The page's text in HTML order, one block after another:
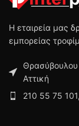
Η εταιρεία μας
εμπορείας
Αττική
210 55 75